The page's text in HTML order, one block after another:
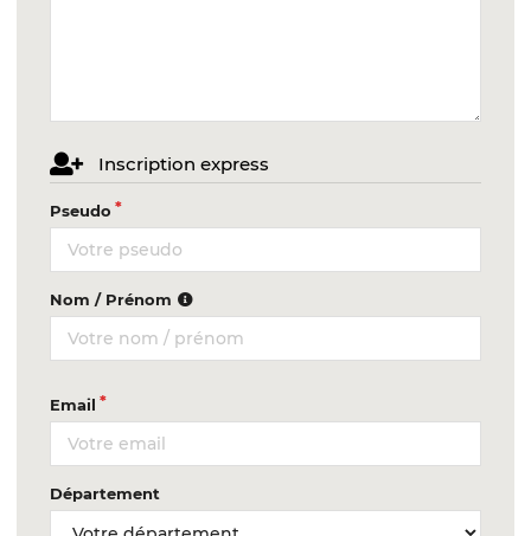
Inscription express
Pseudo
Nom / Prénom
Email
Département